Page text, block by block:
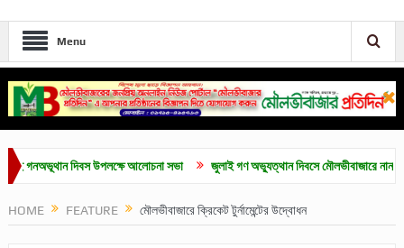
Menu
দিবস উপলক্ষে আলোচনা সভা জুলাই গণ অভ্যুত্থান দিবসে মৌলভীবাজারে নানা কর্মসূচি
HOME FEATURE মৌলভীবাজারে ক্রিকেট টুর্নামেন্টের উদ্বোধন